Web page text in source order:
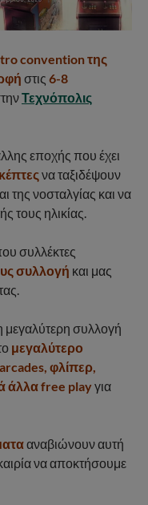
convention της
στις 6-8
Τεχνόπολις
εποχής που έχει
να ταξιδέψουν
της νοσταλγίας και να
τους ηλικίας.
συλλέκτες
συλλογή και μας
μεγαλύτερη συλλογή
μεγαλύτερο
arcades, φλίπερ,
άλλα free playγια
αναβιώνουν αυτή
να αποκτήσουμε